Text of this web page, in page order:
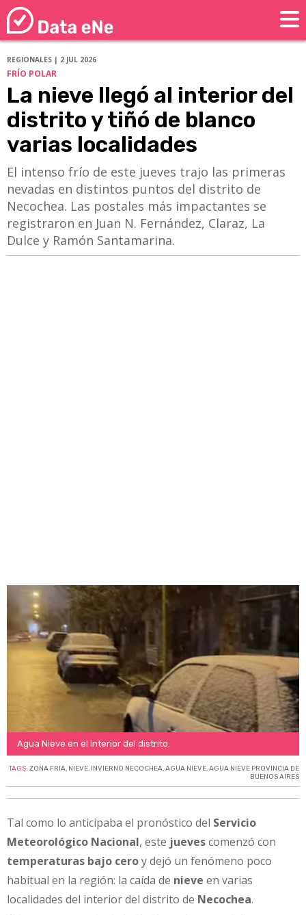
REGIONALES | 2 JUL 2026
FRÍO POLAR
La nieve llegó al interior del
distrito y tiñó de blanco
varias localidades
​​​​​​​El intenso frío de este jueves trajo las primeras
nevadas en distintos puntos del distrito de
Necochea. Las postales más impactantes se
registraron en Juan N. Fernández, Claraz, La
Dulce y Ramón Santamarina.
Agua Nieve en el interior del distrito.
TAGS: ZONA FRIA, NIEVE, INVIERNO NECOCHEA,AGUA NIEVE,AGUA NIEVE PROVINCIA DE
BUENOS AIRES
Tal como lo anticipaba el pronóstico del Servicio
Meteorológico Nacional, este juevescomenzó con
temperaturas bajo ceroy dejó un fenómeno poco
habitual en la región: la caída de nieve en varias
localidades del interior del distrito de Necochea.